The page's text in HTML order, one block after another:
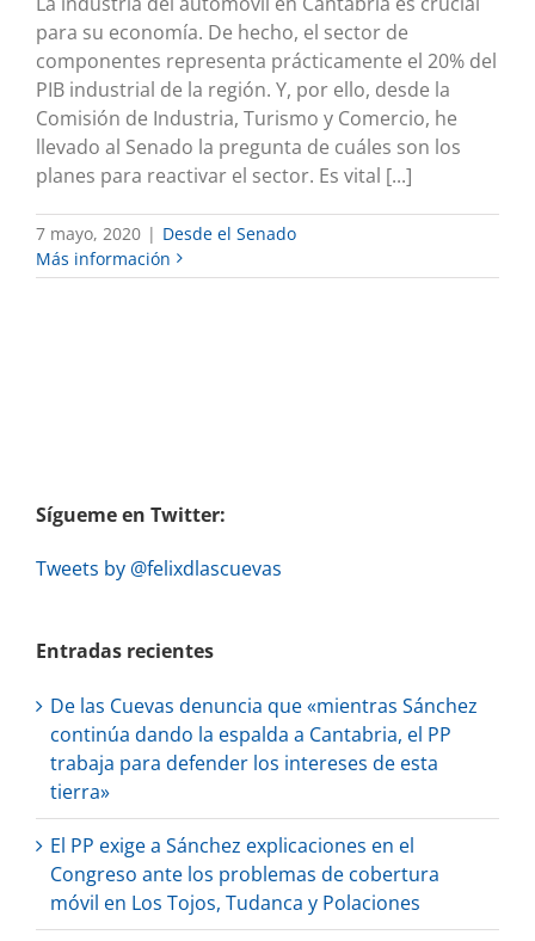
para su economía. De hecho, el sector de
componentes representa prácticamente el 20% del
PIB industrial de la región. Y, por ello, desde la
Comisión de Industria, Turismo y Comercio, he
llevado al Senado la pregunta de cuáles son los
planes para reactivar el sector. Es vital [...]
7 mayo, 2020 | Desde el Senado
Más información
Sígueme en Twitter:
Tweets by @felixdlascuevas
Entradas recientes
De las Cuevas denuncia que «mientras Sánchez
continúa dando la espalda a Cantabria, el PP
trabaja para defender los intereses de esta
tierra»
El PP exige a Sánchez explicaciones en el
Congreso ante los problemas de cobertura
móvil en Los Tojos, Tudanca y Polaciones